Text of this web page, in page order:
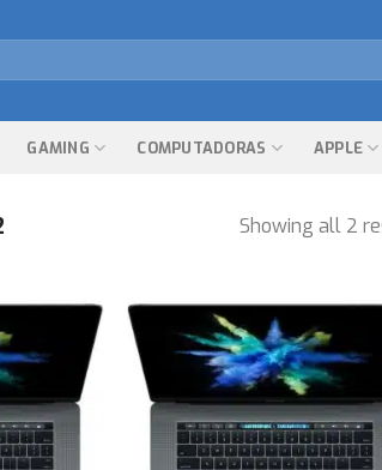
GAMING COMPUTADORAS APPLE
Showing all 2